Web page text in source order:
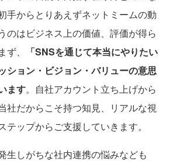
手からとりあえずネットミームの動
のはビジネス上の価値、評価が得ら
、
「SNSを通じて本当にやりたい
ション・ビジョン・バリューの意思
ます。自社アカウント立ち上げから
社だからこそ持つ知見、リアルな視
テップからご支援していきます。
生しがちな社内連携の悩みなども